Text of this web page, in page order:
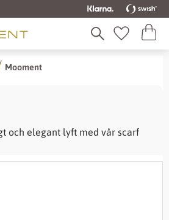
Favoriter
Mooment
och elegant lyft med vår scarf